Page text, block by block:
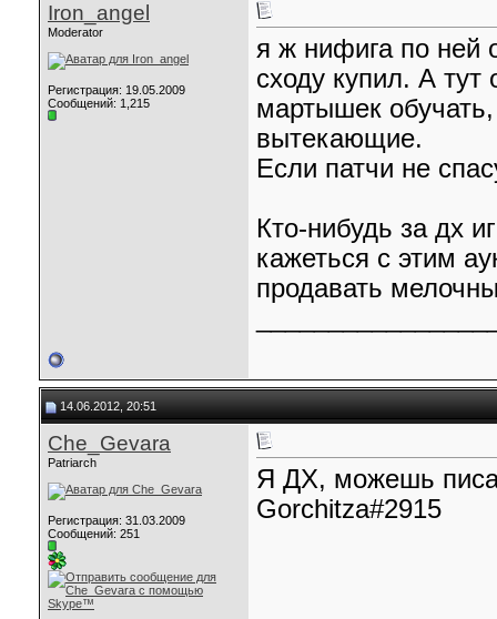
Iron_angel
Moderator
Регистрация: 19.05.2009
Сообщений: 1,215
я ж нифига по ней
сходу купил. А тут
мартышек
вытекающие.
Если патчи не
Кто-нибудь за дх
кажеться с этим
продавать
14.06.2012, 20:51
Che_Gevara
Patriarch
Регистрация: 31.03.2009
Сообщений: 251
Я ДХ, можешь
Gorchitza#2915